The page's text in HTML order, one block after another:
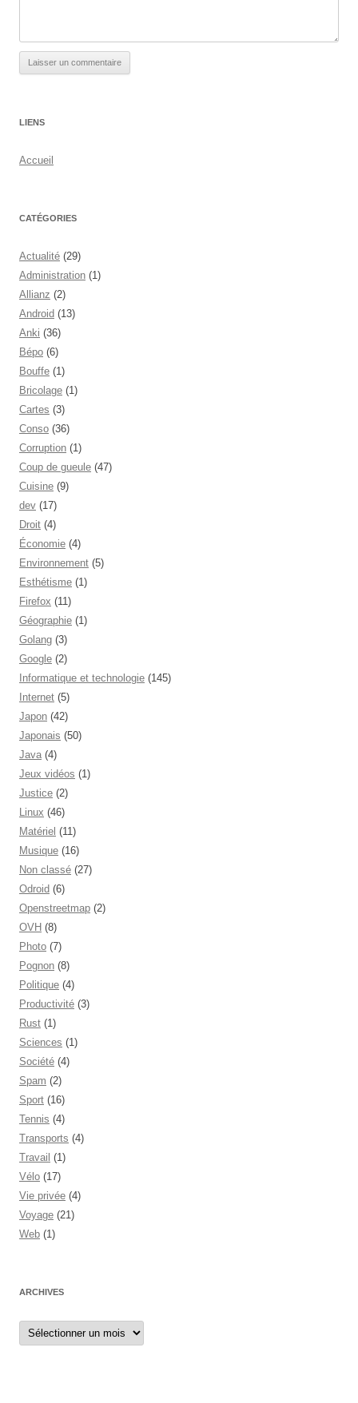
LIENS
Accueil
CATÉGORIES
Actualité (29)
Administration (1)
Allianz (2)
Android (13)
Anki (36)
Bépo (6)
Bouffe (1)
Bricolage (1)
Cartes (3)
Conso (36)
Corruption (1)
Coup de gueule (47)
Cuisine (9)
dev (17)
Droit (4)
Économie (4)
Environnement (5)
Esthétisme (1)
Firefox (11)
Géographie (1)
Golang (3)
Google (2)
Informatique et technologie (145)
Internet (5)
Japon (42)
Japonais (50)
Java (4)
Jeux vidéos (1)
Justice (2)
Linux (46)
Matériel (11)
Musique (16)
Non classé (27)
Odroid (6)
Openstreetmap (2)
OVH (8)
Photo (7)
Pognon (8)
Politique (4)
Productivité (3)
Rust (1)
Sciences (1)
Société (4)
Spam (2)
Sport (16)
Tennis (4)
Transports (4)
Travail (1)
Vélo (17)
Vie privée (4)
Voyage (21)
Web (1)
ARCHIVES
Archives